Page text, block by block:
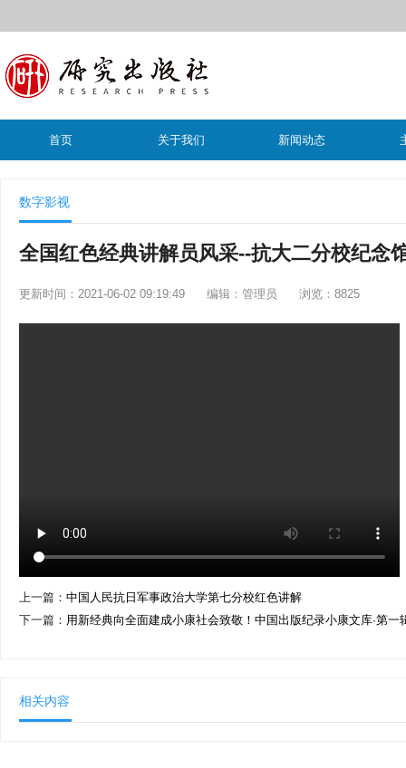
首页 关于我们 新闻动态
数字影视
全国红色经典讲解员风采--抗大二分校纪念
更新时间：2021-06-02 09:19:49 编辑：管理员 浏览：8825
上一篇： 中国人民抗日军事政治大学第七分校红色讲解
下一篇： 用新经典向全面建成小康社会致敬！中国出版纪录小康文库·第一
相关内容